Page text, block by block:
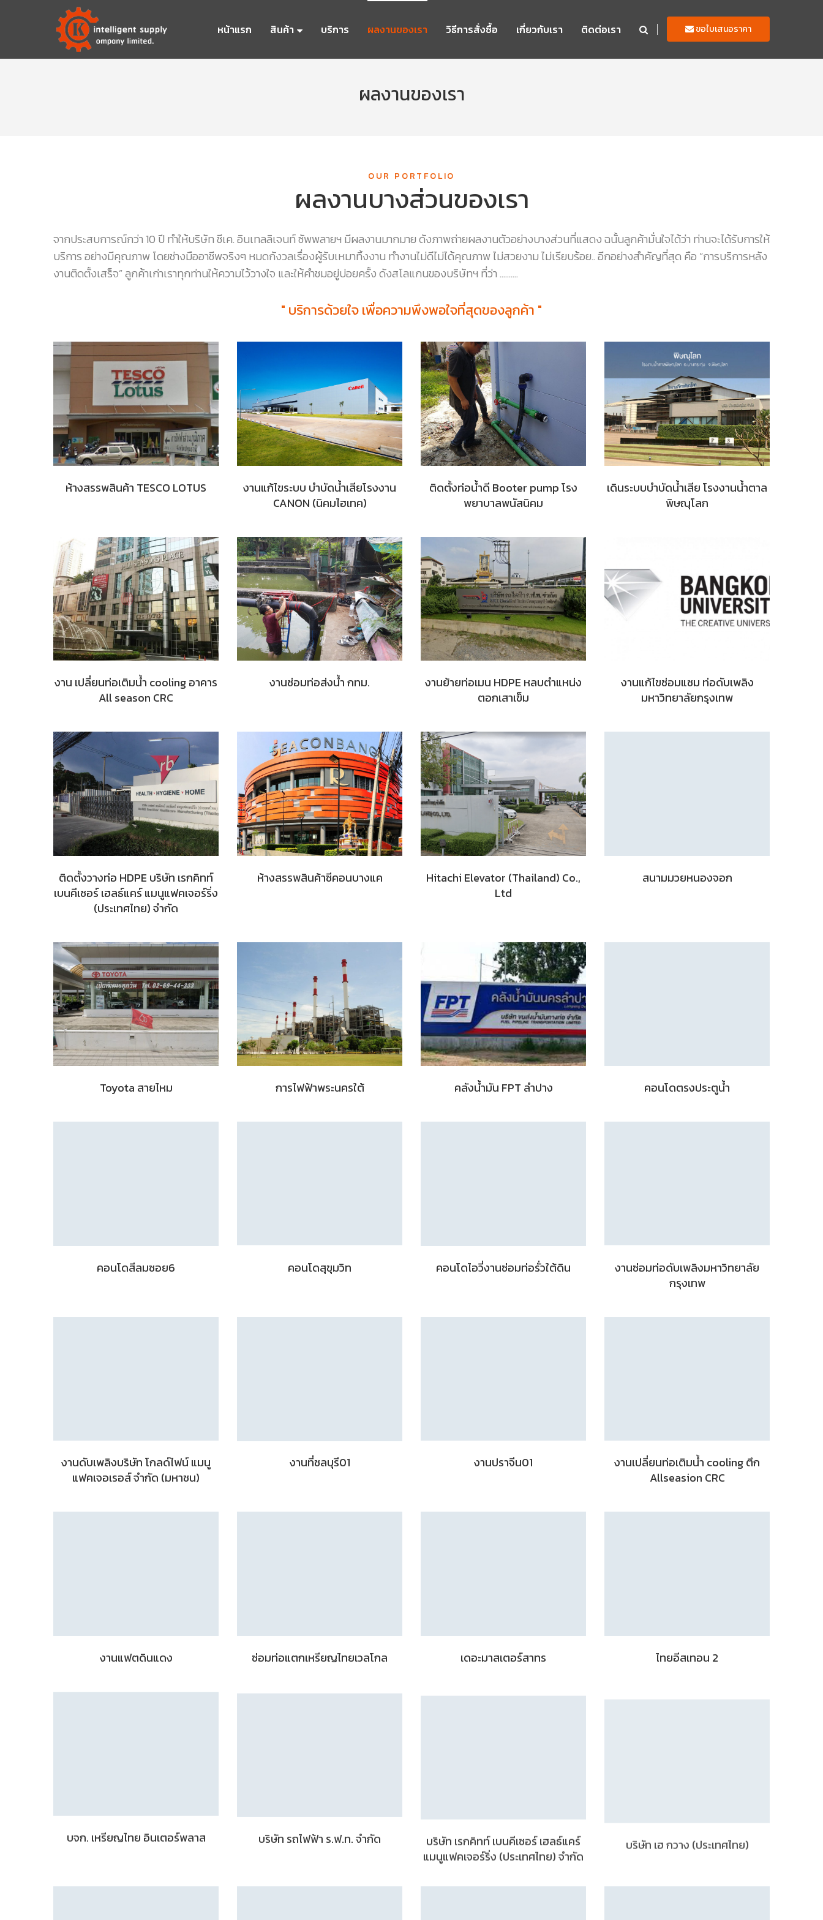
หน้าแรก สินค้า บริการ ผลงานของเรา วิธีการสั่งซื้อ เกี่ยวกับเรา ติดต่อเรา ขอใบเสนอราคา
ผลงานของเรา
OUR PORTFOLIO
ผลงานบางส่วนของเรา
จากประสบการณ์กว่า 10 ปี ทำให้บริษัท ซีเค. อินเทลลิเจนท์ ซัพพลายฯ มีผลงานมากมาย ดังภาพถ่ายผลงานตัวอย่างบางส่วนที่แสดง ฉนั้นลูกค้ามั่นใจได้ว่า ท่านจะได้รับการให้
บริการ อย่างมีคุณภาพ โดยช่างมืออาชีพจริงๆ หมดกังวลเรื่องผู้รับเหมาทิ้งงาน ทำงานไม่ดีไม่ได้คุณภาพ ไม่สวยงาม ไม่เรียบร้อย.. อีกอย่างสำคัญที่สุด คือ “การบริการหลัง
งานติดตั้งเสร็จ” ลูกค้าเก่าเราทุกท่านให้ความไว้วางใจ และให้คำชมอยู่บ่อยครั้ง ดังสโลแกนของบริษัทฯ ที่ว่า ……….
" บริการด้วยใจ เพื่อความพึงพอใจที่สุดของลูกค้า "
ห้างสรรพสินค้า TESCO LOTUS
งานแก้ไขระบบ บำบัดน้ำเสียโรงงาน
CANON (นิคมไฮเทค)
ติดตั้งท่อน้ำดี Booter pump โรง
พยาบาลพนัสนิคม
เดินระบบบำบัดน้ำเสีย โรงงานน้ำตาล
พิษณุโลก
งาน เปลี่ยนท่อเติมน้ำ cooling อาคาร
All season CRC
งานซ่อมท่อส่งน้ำ กทม.
งานย้ายท่อเมน HDPE หลบตำแหน่ง
ตอกเสาเข็ม
งานแก้ไขซ่อมแซม ท่อดับเพลิง
มหาวิทยาลัยกรุงเทพ
ติดตั้งวางท่อ HDPE บริษัท เรกคิทท์
เบนคีเซอร์ เฮลธ์แคร์ แมนูแฟคเจอร์ริ่ง
(ประเทศไทย) จำกัด
ห้างสรรพสินค้าซีคอนบางแค
Hitachi Elevator (Thailand) Co.,
Ltd
สนามมวยหนองจอก
Toyota สายไหม การไฟฟ้าพระนครใต้ คลังน้ำมัน FPT ลำปาง คอนโดตรงประตูน้ำ
คอนโดสีลมซอย6 คอนโดสุขุมวิท คอนโดไอวี่งานซ่อมท่อรั่วใต้ดิน
งานซ่อมท่อดับเพลิงมหาวิทยาลัย
กรุงเทพ
งานดับเพลิงบริษัท โกลด์ไฟน์ แมนู
แฟคเจอเรอส์ จำกัด (มหาชน)
งานที่ชลบุรี01 งานปราจีน01
งานเปลี่ยนท่อเติมน้ำ cooling ตึก
Allseasion CRC
งานแฟตดินแดง ซ่อมท่อแตกเหรียญไทยเวลโกล เดอะมาสเตอร์สาทร ไทยอีสเทอน 2
บจก. เหรียญไทย อินเตอร์พลาส บริษัท รถไฟฟ้า ร.ฟ.ท. จำกัด
บริษัท เรกคิทท์ เบนคีเซอร์ เฮลธ์แคร์
แมนูแฟคเจอร์ริ่ง (ประเทศไทย) จำกัด
บริษัท เฮ กวาง (ประเทศไทย)